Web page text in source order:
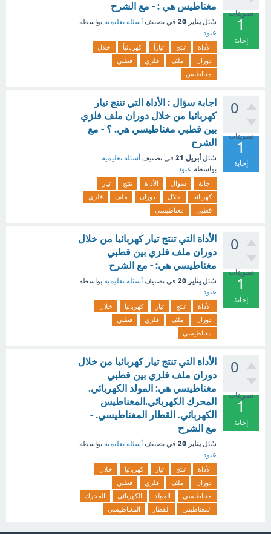
تصويتات
1
إجابة
مغناطيس هي : - مع الشرح
سُئل يناير 20 في تصنيف أسئلة تعليمية بواسطة
عبود
الأداة تنتج تياراً كهربائياً
خلال
دوران
ملف فلزي
قطبي
مغناطيس
0
تصويتات
1
إجابة
اجابة سؤال : الأداة التي تنتج تيار
كهربائيا من خلال دوران ملف فلزي
بين قطبي مغناطيسي هي. ؟ - مع
الشرح
سُئل أبريل 21 في تصنيف أسئلة تعليمية
بواسطة عبود
اجابة سؤال الأداة تنتج
تيار
كهربائيا
خلال دوران ملف
فلزي
قطبي
مغناطيسي
0
تصويتات
1
إجابة
الأداة التي تنتج تيار كهربائيا من خلال
دوران ملف فلزي بين قطبي
مغناطيسي هي: - مع الشرح
سُئل يناير 20 في تصنيف أسئلة تعليمية بواسطة
عبود
الأداة تنتج تيار كهربائيا
خلال
دوران
ملف فلزي
قطبي
مغناطيسي
0
تصويتات
1
إجابة
الأداة التي تنتج تيار كهربائيا من خلال
دوران ملف فلزي بين قطبي
مغناطيسي هي: المولد الكهربائي.
المحرك الكهربائي.المغناطيس
الكهربائي. القطار المغناطيسي. -
مع الشرح
سُئل يناير 20 في تصنيف أسئلة تعليمية بواسطة
عبود
الأداة تنتج تيار كهربائيا
خلال
دوران
ملف فلزي
قطبي
مغناطيسي
المولد الكهربائي
المحرك
المغناطيس
القطار المغناطيسي